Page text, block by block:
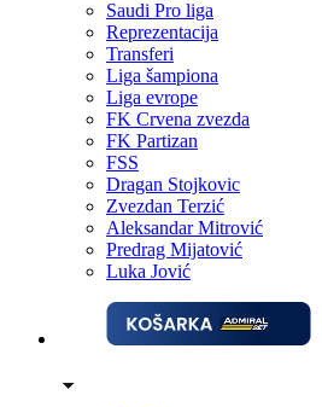
Saudi Pro liga
Reprezentacija
Transferi
Liga šampiona
Liga evrope
FK Crvena zvezda
FK Partizan
FSS
Dragan Stojkovic
Zvezdan Terzić
Aleksandar Mitrović
Predrag Mijatović
Luka Jović